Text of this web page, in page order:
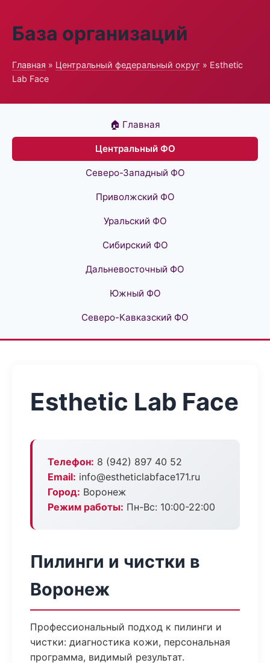
База организаций
Главная » Центральный федеральный округ » Esthetic
Lab Face
🏠 Главная
Центральный ФО
Северо-Западный ФО
Приволжский ФО
Уральский ФО
Сибирский ФО
Дальневосточный ФО
Южный ФО
Северо-Кавказский ФО
Esthetic Lab Face
Телефон: 8 (942) 897 40 52
Email: info@estheticlabface171.ru
Город: Воронеж
Режим работы: Пн-Вс: 10:00-22:00
Пилинги и чистки в
Воронеж
Профессиональный подход к пилинги и
чистки: диагностика кожи, персональная
программа, видимый результат.